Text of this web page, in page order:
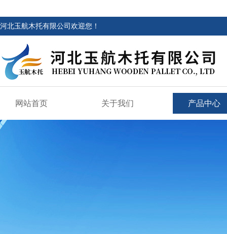
河北玉航木托有限公司欢迎您！
网站首页 关于我们 产品中心